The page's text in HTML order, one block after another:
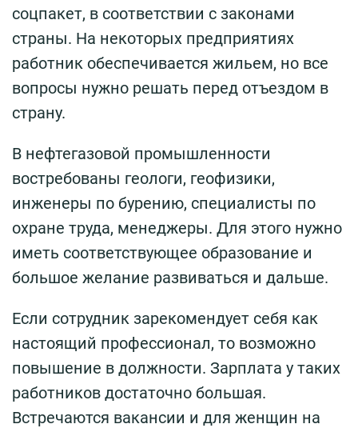
соцпакет, в соответствии с законами
страны. На некоторых предприятиях
работник обеспечивается жильем, но все
вопросы нужно решать перед отъездом в
страну.
В нефтегазовой промышленности
востребованы геологи, геофизики,
инженеры по бурению, специалисты по
охране труда, менеджеры. Для этого нужно
иметь соответствующее образование и
большое желание развиваться и дальше.
Если сотрудник зарекомендует себя как
настоящий профессионал, то возможно
повышение в должности. Зарплата у таких
работников достаточно большая.
Встречаются вакансии и для женщин на